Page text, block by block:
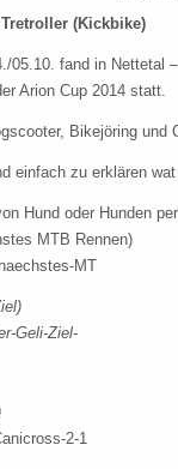
(Kickbike)
05.10. fand in Nettetal
Arion Cup 2014 statt.
Bikejöring
einfach zu erklären
Hund oder Hunden
MTB Rennen)